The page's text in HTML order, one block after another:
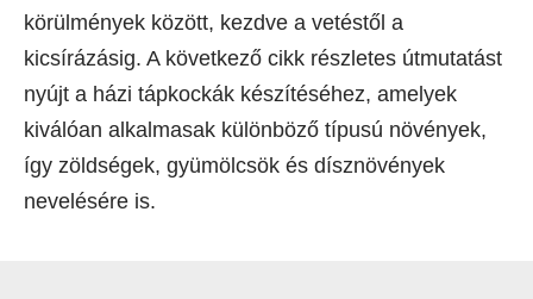
körülmények között, kezdve a vetéstől a
kicsírázásig. A következő cikk részletes útmutatást
nyújt a házi tápkockák készítéséhez, amelyek
kiválóan alkalmasak különböző típusú növények,
így zöldségek, gyümölcsök és dísznövények
nevelésére is.